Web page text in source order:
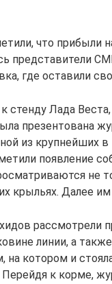
что прибыли
представители
где оставили
стенду Лада
презентована
из крупнейших
появление
не
крыльях. Далее
линии, а
на котором и
Перейдя к корме,